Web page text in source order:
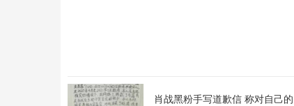
肖战黑粉手写道歉信 称对自己的